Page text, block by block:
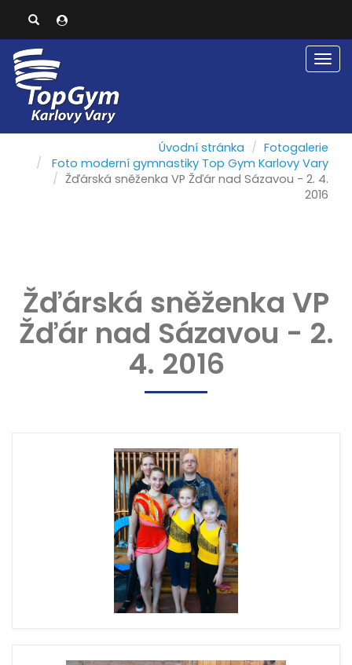
Úvodní stránka
Fotogalerie
Foto moderní gymnastiky Top Gym Karlovy Vary
Žďárská sněženka VP Žďár nad Sázavou - 2. 4.
2016
Žďárská sněženka VP
Žďár nad Sázavou - 2.
4. 2016